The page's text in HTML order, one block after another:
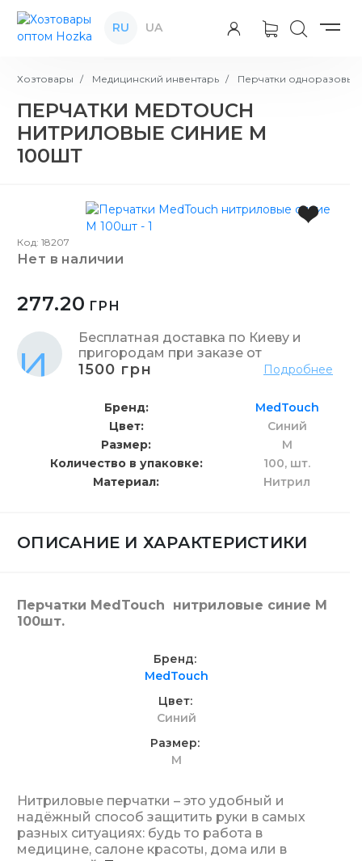
RU UA
Хозтовары Медицинский инвентарь Перчатки одноразовые
ПЕРЧАТКИ MEDTOUCH
НИТРИЛОВЫЕ СИНИЕ М
100ШТ
Код: 18207
нет в наличии
277.20 ГРН
Бесплатная доставка по Киеву и
пригородам при заказе от
1500 грн Подробнее
Бренд
MedTouch
Цвет
Синий
Размер
M
Количество в упаковке
100, шт.
Материал
Нитрил
ОПИСАНИЕ И ХАРАКТЕРИСТИКИ
Перчатки MedTouch нитриловые синие М
100шт.
Бренд
MedTouch
Цвет
Синий
Размер
M
Нитриловые перчатки – это удобный и
надёжный способ защитить руки в самых
разных ситуациях: будь то работа в
медицине, салоне красоты, дома или в